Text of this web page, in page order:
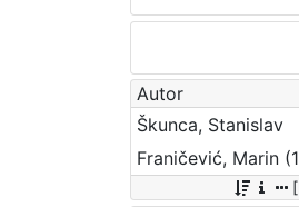
Autor
Škunca, Stanislav